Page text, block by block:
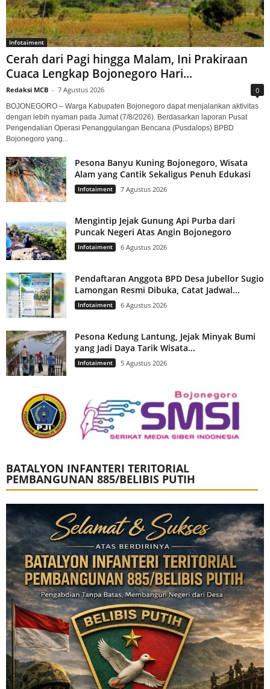
Infotaiment
Cerah dari Pagi hingga Malam, Ini Prakiraan
Cuaca Lengkap Bojonegoro Hari...
Redaksi MCB - 7 Agustus 2026 0
BOJONEGORO – Warga Kabupaten Bojonegoro dapat menjalankan aktivitas
dengan lebih nyaman pada Jumat (7/8/2026). Berdasarkan laporan Pusat
Pengendalian Operasi Penanggulangan Bencana (Pusdalops) BPBD
Bojonegoro yang...
Pesona Banyu Kuning Bojonegoro, Wisata
Alam yang Cantik Sekaligus Penuh Edukasi
Infotaiment 7 Agustus 2026
Mengintip Jejak Gunung Api Purba dari
Puncak Negeri Atas Angin Bojonegoro
Infotaiment 6 Agustus 2026
Pendaftaran Anggota BPD Desa Jubellor Sugio
Lamongan Resmi Dibuka, Catat Jadwal...
Infotaiment 6 Agustus 2026
Pesona Kedung Lantung, Jejak Minyak Bumi
yang Jadi Daya Tarik Wisata...
Infotaiment 5 Agustus 2026
BATALYON INFANTERI TERITORIAL
PEMBANGUNAN 885/BELIBIS PUTIH